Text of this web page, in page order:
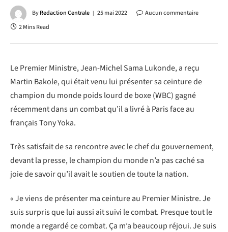
ByRedaction Centrale 25 mai 2022
Aucun commentaire
2 Mins Read
Le Premier Ministre, Jean-Michel Sama Lukonde, a reçu
Martin Bakole, qui était venu lui présenter sa ceinture de
champion du monde poids lourd de boxe (WBC) gagné
récemment dans un combat qu’il a livré à Paris face au
français Tony Yoka.
Très satisfait de sa rencontre avec le chef du gouvernement,
devant la presse, le champion du monde n’a pas caché sa
joie de savoir qu’il avait le soutien de toute la nation.
« Je viens de présenter ma ceinture au Premier Ministre. Je
suis surpris que lui aussi ait suivi le combat. Presque tout le
monde a regardé ce combat. Ça m’a beaucoup réjoui. Je suis